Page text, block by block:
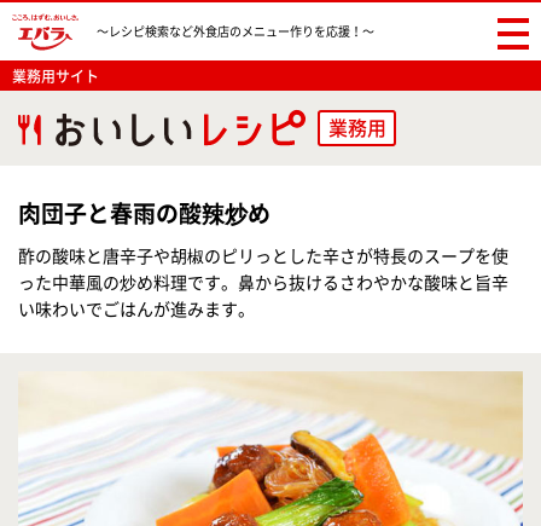
〜レシピ検索など外食店のメニュー作りを応援！〜
業務用サイト
業務用
肉団子と春雨の酸辣炒め
酢の酸味と唐辛子や胡椒のピリっとした辛さが特長のスープを使
った中華風の炒め料理です。鼻から抜けるさわやかな酸味と旨辛
い味わいでごはんが進みます。